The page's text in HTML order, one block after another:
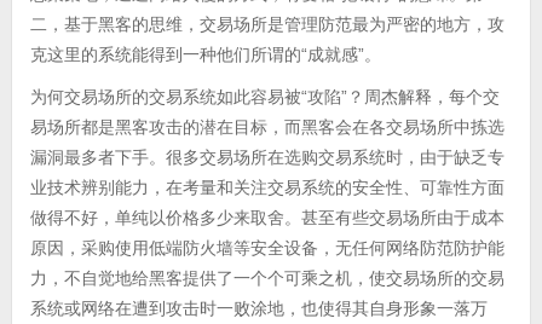
二，基于黑客的思维，交易场所是管理防范最为严密的地方，攻
克这里的系统能得到一种他们所谓的“成就感”。
为何交易场所的交易系统如此容易被“攻陷”？周杰解释，每个交
易场所都是黑客攻击的潜在目标，而黑客会在各交易场所中拣选
漏洞最多者下手。很多交易场所在选购交易系统时，由于缺乏专
业技术辨别能力，在考量和关注交易系统的安全性、可靠性方面
做得不好，单纯以价格多少来取舍。甚至有些交易场所由于成本
原因，采购使用低端防火墙等安全设备，无任何网络防范防护能
力，不自觉地给黑客提供了一个个可乘之机，使交易场所的交易
系统或网络在遭到攻击时一败涂地，也使得其自身形象一落万